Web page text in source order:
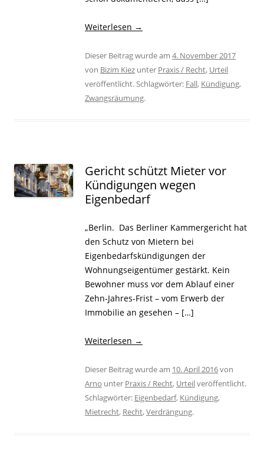
Weiterlesen →
Dieser Beitrag wurde am 4. November 2017
von Bizim Kiez unter Praxis / Recht, Urteil
veröffentlicht. Schlagwörter: Fall, Kündigung,
Zwangsräumung.
Gericht schützt Mieter vor
Kündigungen wegen
Eigenbedarf
„Berlin. Das Berliner Kammergericht hat
den Schutz von Mietern bei
Eigenbedarfskündigungen der
Wohnungseigentümer gestärkt. Kein
Bewohner muss vor dem Ablauf einer
Zehn-Jahres-Frist – vom Erwerb der
Immobilie an gesehen – […]
Weiterlesen →
Dieser Beitrag wurde am 10. April 2016von
Arno unter Praxis / Recht, Urteilveröffentlicht.
Schlagwörter: Eigenbedarf, Kündigung,
Mietrecht, Recht,Verdrängung.